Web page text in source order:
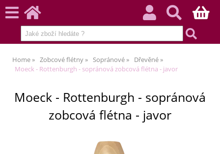
Home Zobcové flétny Sopránové
Dřevěné
Moeck - Rottenburgh - sopránová zobcová flétna - javor
Moeck - Rottenburgh - sopránová
zobcová flétna - javor